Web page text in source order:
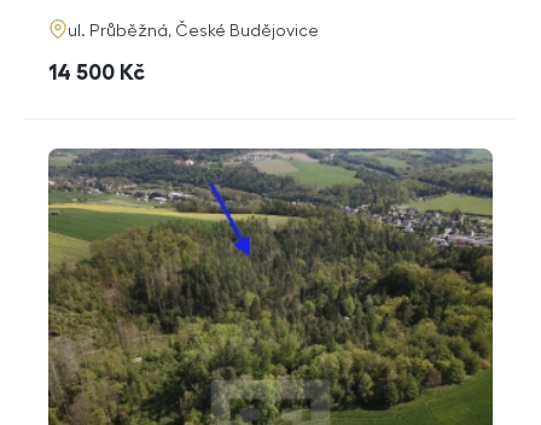
adresa
ul. Průběžná, České Budějovice
cena
14 500 Kč